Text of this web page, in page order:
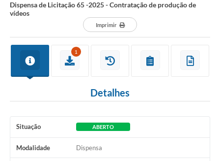
Dispensa de Licitação 65 -2025 - Contratação de produção de
vídeos
Imprimir
1
Detalhes
Situação ABERTO
Modalidade Dispensa